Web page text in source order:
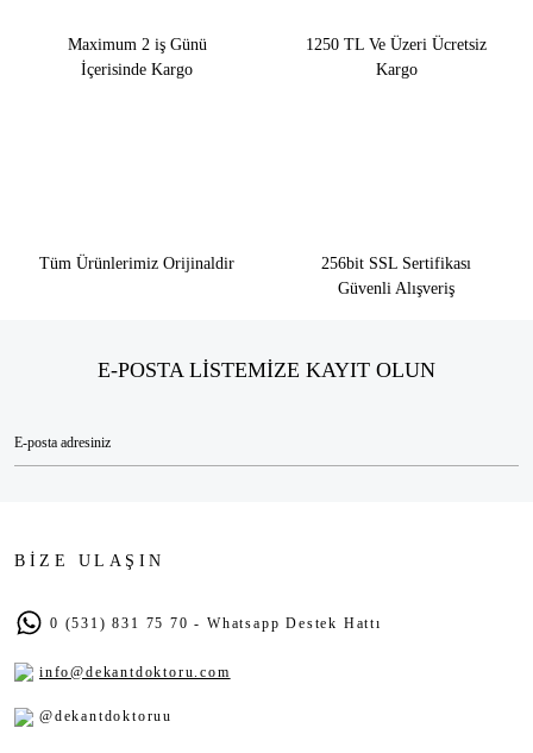
Maximum 2 iş Günü
İçerisinde Kargo
1250 TL Ve Üzeri Ücretsiz
Kargo
Tüm Ürünlerimiz Orijinaldir
256bit SSL Sertifikası
Güvenli Alışveriş
E-POSTA LİSTEMİZE KAYIT OLUN
BİZE ULAŞIN
0 (531) 831 75 70 - Whatsapp Destek Hattı
info@dekantdoktoru.com
@dekantdoktoruu